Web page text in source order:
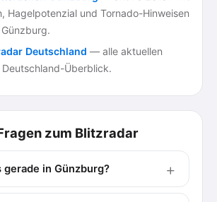
Hagelpotenzial und Tornado-Hinweisen
Deutschland — alle aktuellen
Deutschland-Überblick.
zum Blitzradar
in Günzburg?